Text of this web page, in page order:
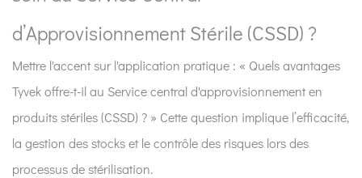
d’Approvisionnement Stérile (CSSD) ?
Mettre l'accent sur l'application pratique : « Quels avantages
Tyvek offre-t-il au Service central d'approvisionnement en
produits stériles (CSSD) ? » Cette question implique l’efficacité,
la gestion des stocks et le contrôle des risques lors des
processus de stérilisation.